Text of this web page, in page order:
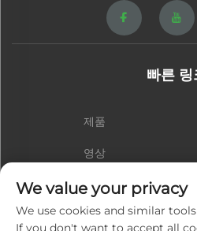
빠른 링
제품
영상
연락처
We value your privacy
We use cookies and similar
If you don't want to accept all